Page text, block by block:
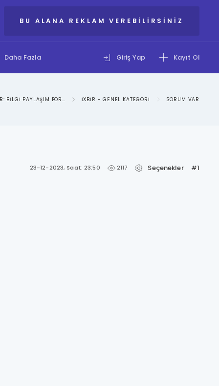
BU ALANA REKLAM VEREBILIRSINIZ
Daha Fazla Giriş Yap Kayıt Ol
IXBIR: BILGI PAYLAŞIM FORUMU IXBIR - GENEL KATEGORI SORUM VAR
23-12-2023, Saat: 23:50 2117 Seçenekler #1